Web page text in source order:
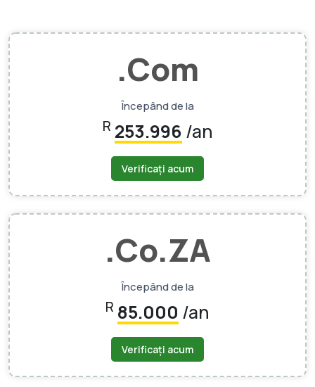
.Com
Începând de la
R 253.996 /an
Verificați acum
.Co.ZA
Începând de la
R 85.000 /an
Verificați acum